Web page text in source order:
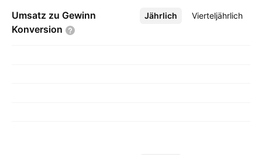
Umsatz zu Gewinn
Konversion
Jährlich Vierteljährlich
Mehr